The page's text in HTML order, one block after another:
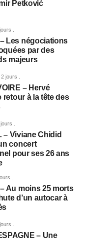
Petković
.
Les négociations
par des
majeurs
2 jours .
– Hervé
retour à la tête des
.
– Viviane Chidid
concert
pour ses 26 ans
.
Au moins 25 morts
d’un autocar à
.
– Une